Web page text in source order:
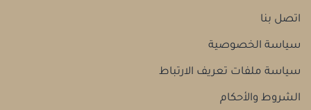
اتصل بنا
سياسة الخصوصية
سياسة ملفات تعريف الارتباط
الشروط والأحكام